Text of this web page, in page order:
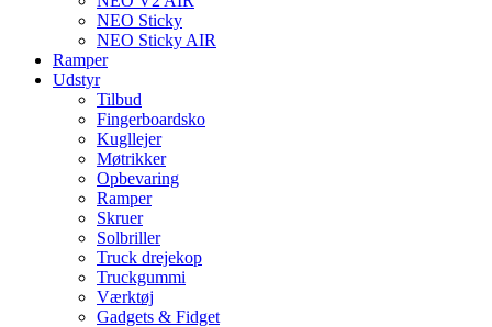
NEO Sticky
NEO Sticky AIR
Ramper
Udstyr
Tilbud
Fingerboardsko
Kugllejer
Møtrikker
Opbevaring
Ramper
Skruer
Solbriller
Truck drejekop
Truckgummi
Værktøj
Gadgets & Fidget